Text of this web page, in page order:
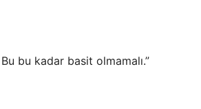
bu kadar basit olmamalı.”